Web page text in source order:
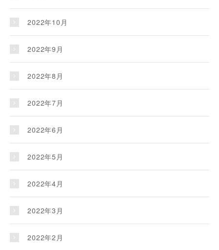
2022年10月
2022年9月
2022年8月
2022年7月
2022年6月
2022年5月
2022年4月
2022年3月
2022年2月